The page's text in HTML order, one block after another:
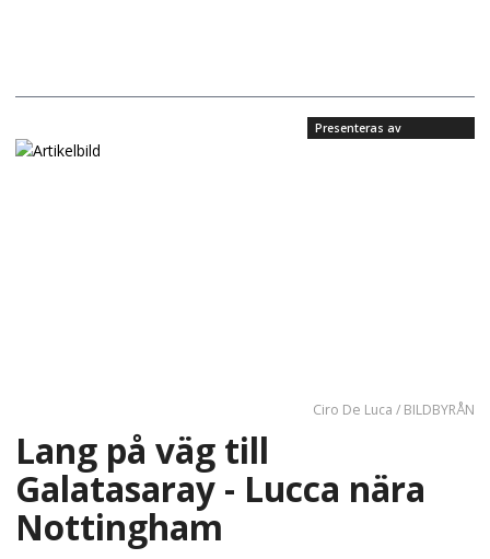
Presenteras av
Ciro De Luca / BILDBYRÅN
Lang på väg till
Galatasaray - Lucca nära
Nottingham